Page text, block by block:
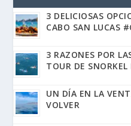
3 DELICIOSAS
CABO SAN LUCAS
3 RAZONES POR
TOUR DE
UN DÍA EN LA
VOLVER